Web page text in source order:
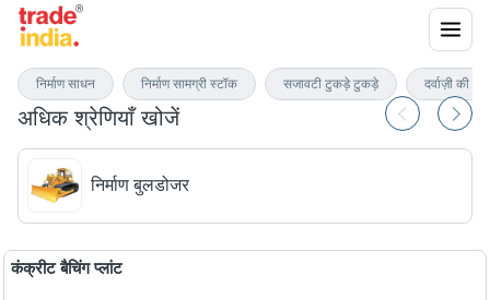
अधिक श्रेणियाँ खोजें
निर्माण बुलडोजर
कंक्रीट बैचिंग प्लांट
निर्माण साधन निर्माण सामग्री स्टॉक सजावटी टुकड़े टुकड़े दर्वाज़ी की घंटी